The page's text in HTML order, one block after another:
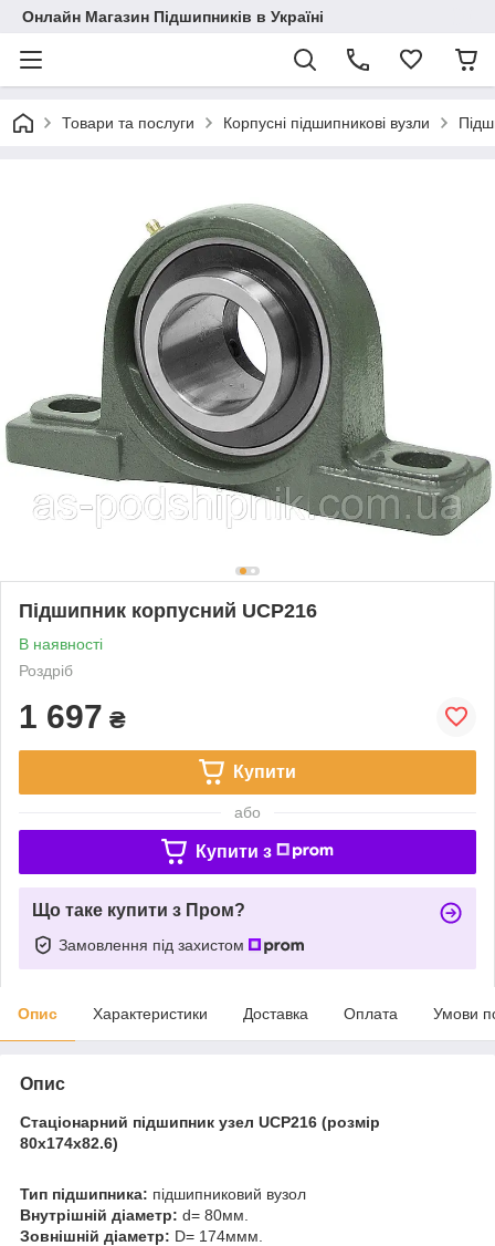
Онлайн Магазин Підшипників в Україні
Товари та послуги Корпусні підшипникові вузли
Підшипник корпусний UCP216
В наявності
Роздріб
1 697 ₴
Купити
або
Купити з
Що таке купити з Пром?
Замовлення під захистом
Опис Характеристики Доставка Оплата Умови
Опис
Стаціонарний підшипник узел UCP216 (розмір
80x174x82.6)
Тип підшипника: підшипниковий вузол
Внутрішній діаметр: d= 80мм.
Зовнішній діаметр: D= 174ммм.